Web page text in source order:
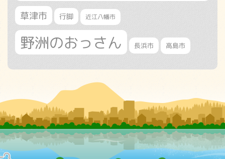
草津市 行脚 近江八幡市
野洲のおっさん 長浜市 高島市